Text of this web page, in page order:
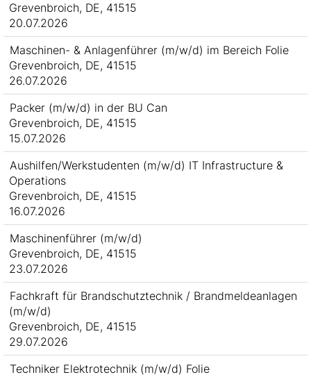
Grevenbroich, DE, 41515
20.07.2026
Maschinen- & Anlagenführer (m/w/d) im Bereich Folie
Grevenbroich, DE, 41515
26.07.2026
Packer (m/w/d) in der BU Can
Grevenbroich, DE, 41515
15.07.2026
Aushilfen/Werkstudenten (m/w/d) IT Infrastructure &
Operations
Grevenbroich, DE, 41515
16.07.2026
Maschinenführer (m/w/d)
Grevenbroich, DE, 41515
23.07.2026
Fachkraft für Brandschutztechnik / Brandmeldeanlagen
(m/w/d)
Grevenbroich, DE, 41515
29.07.2026
Techniker Elektrotechnik (m/w/d) Folie